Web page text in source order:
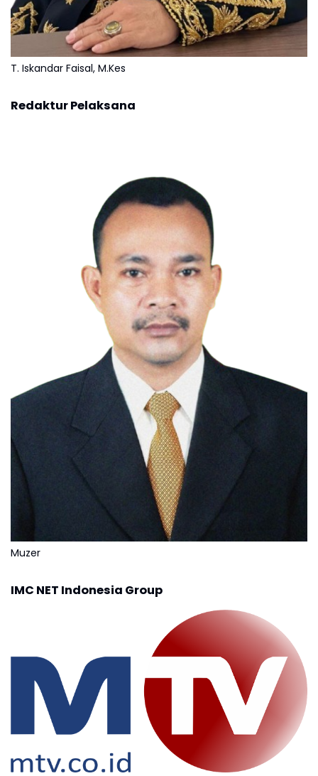
T. Iskandar Faisal, M.Kes
Redaktur Pelaksana
Muzer
IMC NET Indonesia Group